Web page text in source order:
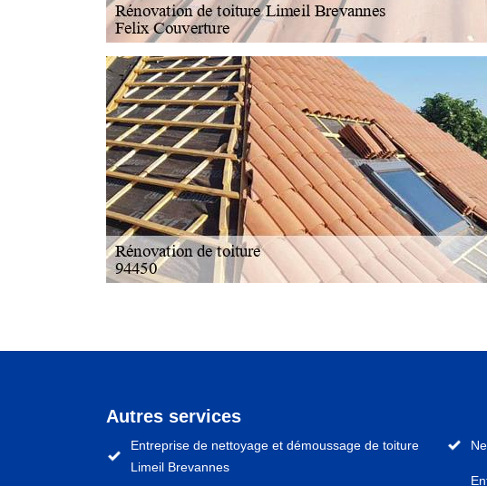
Autres services
Entreprise de nettoyage et démoussage de toiture
Limeil Brevannes